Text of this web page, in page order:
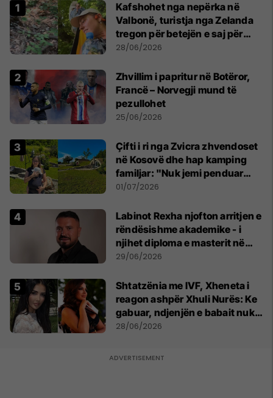
Kafshohet nga nepërka në
Valbonë, turistja nga Zelanda
tregon për betejën e saj për
mbijetesë
28/06/2026
Zhvillim i papritur në Botëror,
Francë – Norvegji mund të
pezullohet
25/06/2026
Çifti i ri nga Zvicra zhvendoset
në Kosovë dhe hap kamping
familjar: "Nuk jemi penduar
asnjë ditë"
01/07/2026
Labinot Rexha njofton arritjen e
rëndësishme akademike - i
njihet diploma e masterit në
Psikologji në Zvicër
29/06/2026
Shtatzënia me IVF, Xheneta i
reagon ashpër Xhuli Nurës: Ke
gabuar, ndjenjën e babait nuk
mund t'ia plotësosh kurrë
28/06/2026